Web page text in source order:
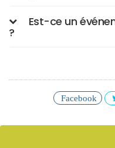
Est-ce un
?
Facebook